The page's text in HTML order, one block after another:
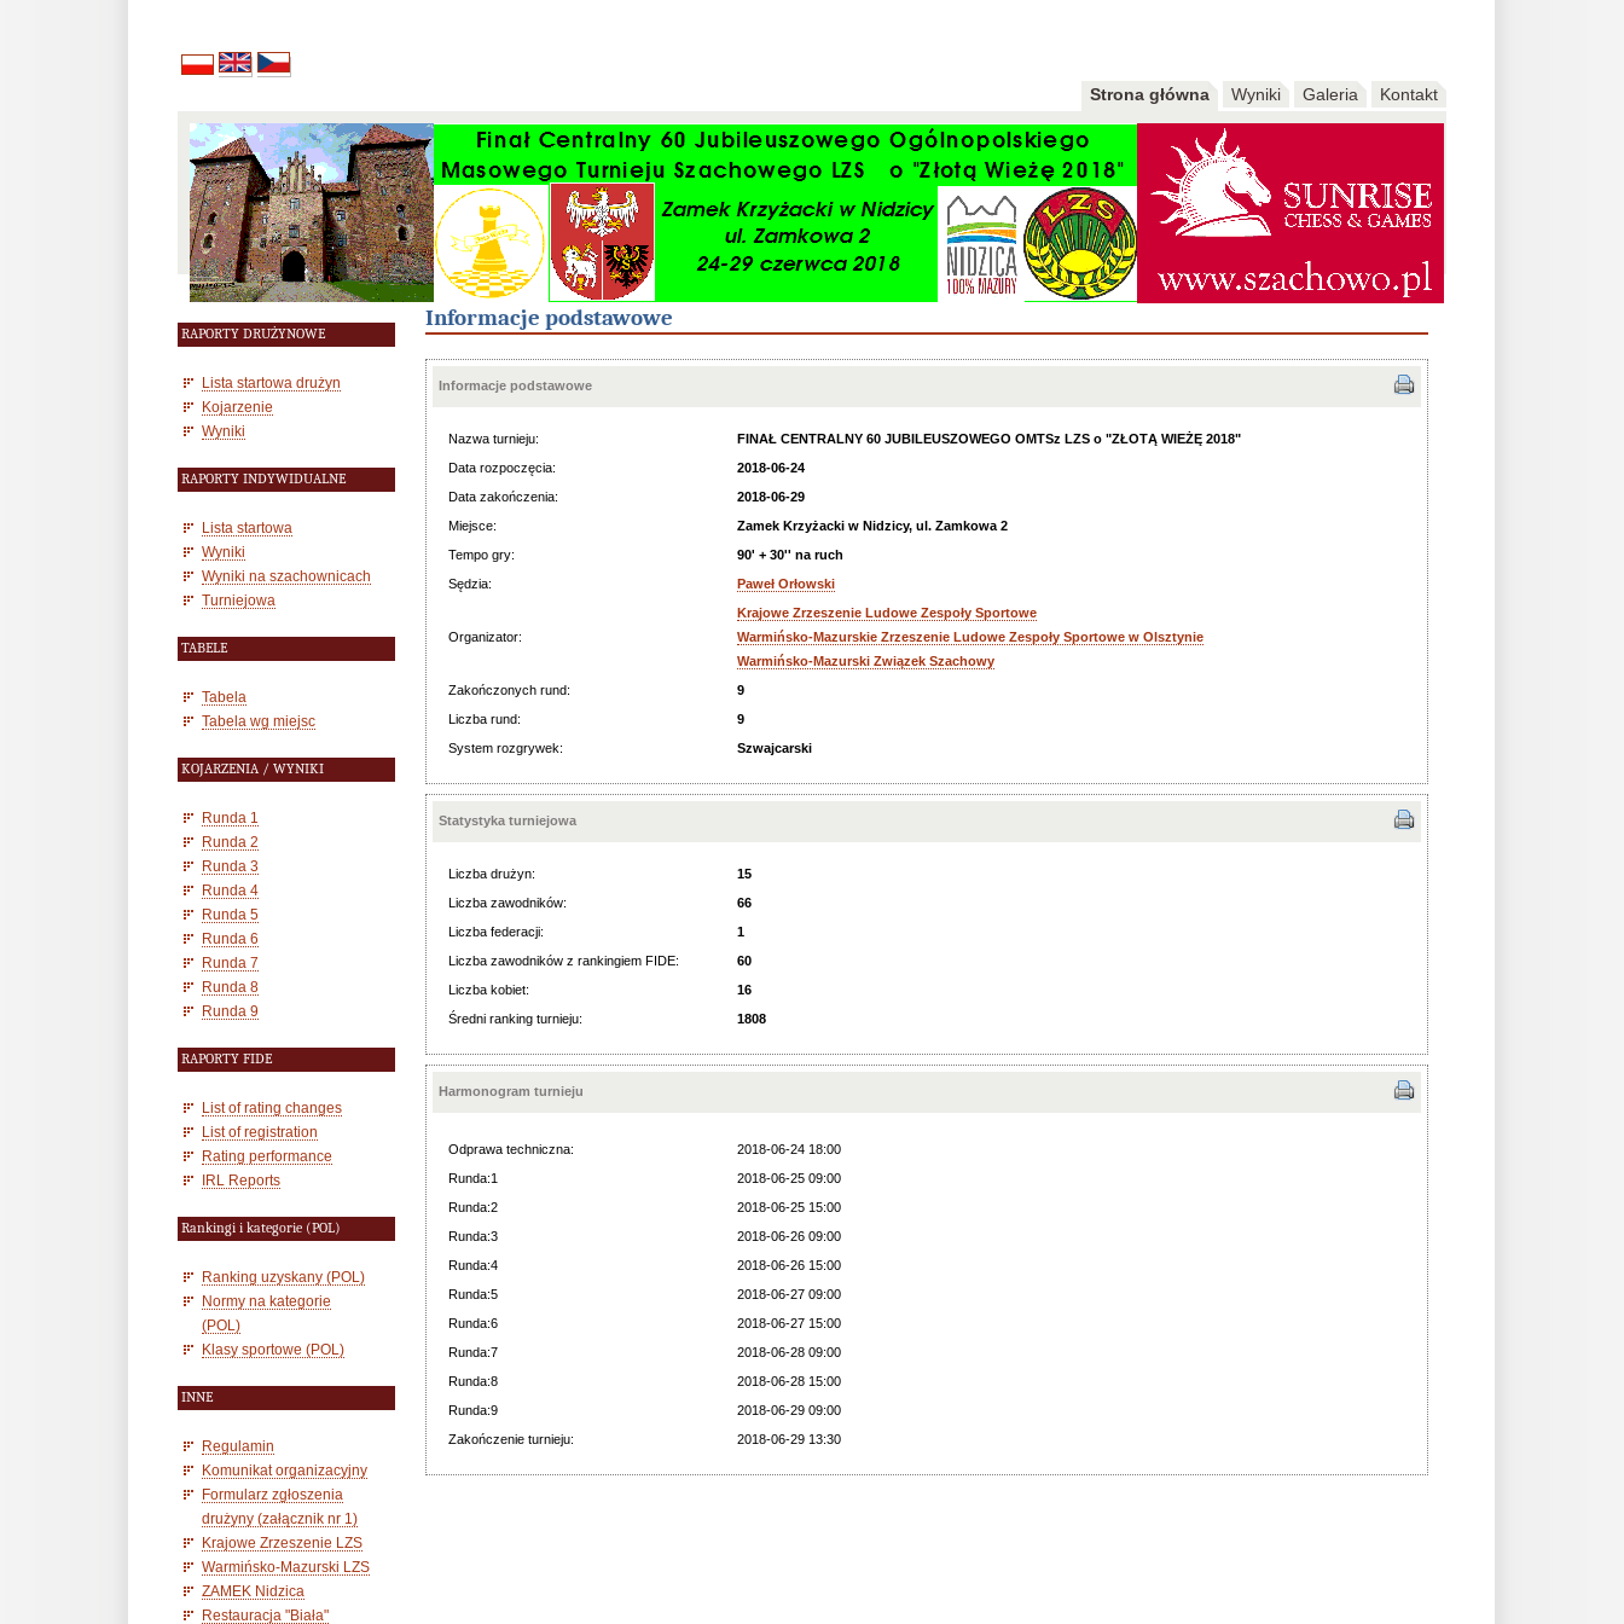
Strona główna Wyniki Galeria Kontakt
RAPORTY DRUŻYNOWE
Lista startowa drużyn
Kojarzenie
Wyniki
RAPORTY INDYWIDUALNE
Lista startowa
Wyniki
Wyniki na szachownicach
Turniejowa
TABELE
Tabela
Tabela wg miejsc
KOJARZENIA / WYNIKI
Runda 1
Runda 2
Runda 3
Runda 4
Runda 5
Runda 6
Runda 7
Runda 8
Runda 9
RAPORTY FIDE
List of rating changes
List of registration
Rating performance
IRL Reports
Rankingi i kategorie (POL)
Ranking uzyskany (POL)
Normy na kategorie
(POL)
Klasy sportowe (POL)
INNE
Regulamin
Komunikat organizacyjny
Formularz zgłoszenia
drużyny (załącznik nr 1)
Krajowe Zrzeszenie LZS
Warmińsko-Mazurski LZS
ZAMEK Nidzica
Restauracja "Biała"
Informacje podstawowe
Informacje podstawowe
Nazwa turnieju:
FINAŁ CENTRALNY 60 JUBILEUSZOWEGO OMTSz LZS o "ZŁOTĄ WIEŻĘ 2018"
Data rozpoczęcia:
2018-06-24
Data zakończenia:
2018-06-29
Miejsce:
Zamek Krzyżacki w Nidzicy, ul. Zamkowa 2
Tempo gry:
90' + 30'' na ruch
Sędzia:
Paweł Orłowski
Organizator:
Krajowe Zrzeszenie Ludowe Zespoły Sportowe
Warmińsko-Mazurskie Zrzeszenie Ludowe Zespoły Sportowe w Olsztynie
Warmińsko-Mazurski Związek Szachowy
Zakończonych rund:
9
Liczba rund:
9
System rozgrywek:
Szwajcarski
Statystyka turniejowa
Liczba drużyn:
15
Liczba zawodników:
66
Liczba federacji:
1
Liczba zawodników z rankingiem FIDE:
60
Liczba kobiet:
16
Średni ranking turnieju:
1808
Harmonogram turnieju
Odprawa techniczna:
2018-06-24 18:00
Runda:1
2018-06-25 09:00
Runda:2
2018-06-25 15:00
Runda:3
2018-06-26 09:00
Runda:4
2018-06-26 15:00
Runda:5
2018-06-27 09:00
Runda:6
2018-06-27 15:00
Runda:7
2018-06-28 09:00
Runda:8
2018-06-28 15:00
Runda:9
2018-06-29 09:00
Zakończenie turnieju:
2018-06-29 13:30